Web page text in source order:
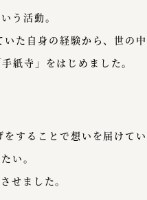
う活動。
た自身の経験から、世の中
紙寺」をはじめました。
することで想いを届けてい
い。
せました。